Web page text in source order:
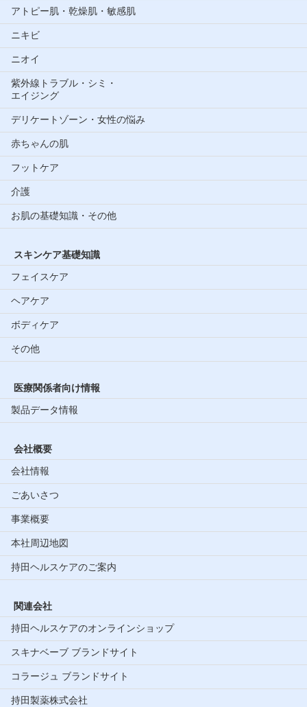
アトピー肌・乾燥肌・敏感肌
ニキビ
ニオイ
紫外線トラブル・シミ・
エイジング
デリケートゾーン・女性の悩み
赤ちゃんの肌
フットケア
介護
お肌の基礎知識・その他
スキンケア基礎知識
フェイスケア
ヘアケア
ボディケア
その他
医療関係者向け情報
製品データ情報
会社概要
会社情報
ごあいさつ
事業概要
本社周辺地図
持田ヘルスケアのご案内
関連会社
持田ヘルスケアのオンラインショップ
スキナベーブ ブランドサイト
コラージュ ブランドサイト
持田製薬株式会社